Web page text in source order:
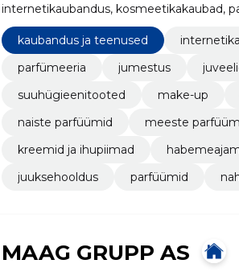
internetikaubandus, kosmeetikakaubad,
kaubandus ja teenused
parfümeeria
jumestus
suuhügieenitooted
make-up
naiste parfüümid
meeste
kreemid ja ihupiimad
juuksehooldus
parfüümid
MAAG GRUPP AS